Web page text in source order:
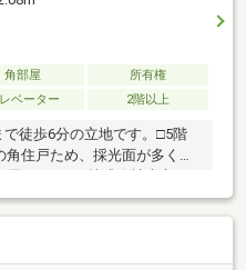
角部屋
所有権
ベーター 2階以上
徒歩6分の立地です。□5階
住戸ため、採光面が多く、
。□2019年6月に大規模修繕工
フインフォメーション》・福
歩14分（約1 100m）・福岡
27分（約2 100m）・長垂海